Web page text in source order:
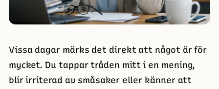
Vissa dagar märks det direkt att något är för
mycket. Du tappar tråden mitt i en mening,
blir irriterad av småsaker eller känner att